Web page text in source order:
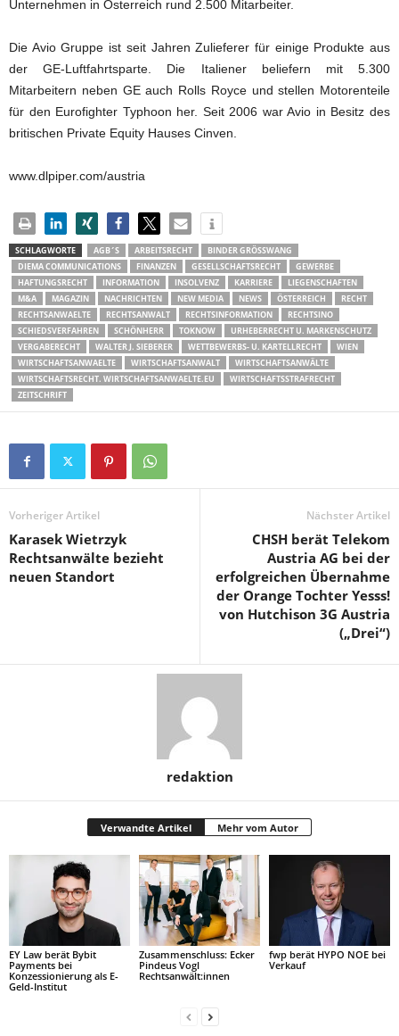
Unternehmen in Österreich rund 2.500 Mitarbeiter.
Die Avio Gruppe ist seit Jahren Zulieferer für einige Produkte aus
der GE-Luftfahrtsparte. Die Italiener beliefern mit 5.300
Mitarbeitern neben GE auch Rolls Royce und stellen Motorenteile
für den Eurofighter Typhoon her. Seit 2006 war Avio in Besitz des
britischen Private Equity Hauses Cinven.
www.dlpiper.com/austria
SCHLAGWORTE AGB´S ARBEITSRECHT
BINDER GRÖSSWANG
DIEMA COMMUNICATIONS
FINANZEN GESELLSCHAFTSRECHT
GEWERBE
HAFTUNGSRECHT
INFORMATION INSOLVENZ KARRIERE
LIEGENSCHAFTEN
M&A
MAGAZIN NACHRICHTEN NEW MEDIA NEWS ÖSTERREICH
RECHT
RECHTSANWAELTE
RECHTSANWALT RECHTSINFORMATION
RECHTSINO
SCHIEDSVERFAHREN
SCHÖNHERR TOKNOW
URHEBERRECHT U. MARKENSCHUTZ
VERGABERECHT
WALTER J. SIEBERER WETTBEWERBS- U. KARTELLRECHT
WIEN
WIRTSCHAFTSANWAELTE
WIRTSCHAFTSANWALT
WIRTSCHAFTSANWÄLTE
WIRTSCHAFTSRECHT. WIRTSCHAFTSANWAELTE.EU
WIRTSCHAFTSSTRAFRECHT
ZEITSCHRIFT
Vorheriger Artikel
Karasek Wietrzyk
Rechtsanwälte bezieht
neuen Standort
Nächster Artikel
CHSH berät Telekom
Austria AG bei der
erfolgreichen Übernahme
der Orange Tochter Yesss!
von Hutchison 3G Austria
(„Drei“)
redaktion
Verwandte Artikel Mehr vom Autor
EY Law berät Bybit
Payments bei
Konzessionierung als E-
Geld-Institut
Zusammenschluss: Ecker
Pindeus Vogl
Rechtsanwält:innen
fwp berät HYPO NOE bei
Verkauf